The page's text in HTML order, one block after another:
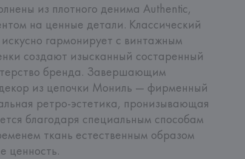
из плотного денима Authentic,
на ценные детали. Классический
гармонирует с винтажным
создают изысканный состаренный
бренда. Завершающим
из цепочки Мониль — фирменный
ретро-эстетика, пронизывающая
благодаря специальным способам
ткань естественным образом
ценность.